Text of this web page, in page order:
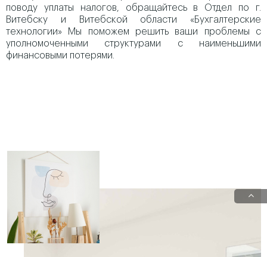
поводу уплаты налогов, обращайтесь в Отдел по г.
Витебску и Витебской области «Бухгалтерские
технологии» Мы поможем решить ваши проблемы с
уполномоченными структурами с наименьшими
финансовыми потерями.